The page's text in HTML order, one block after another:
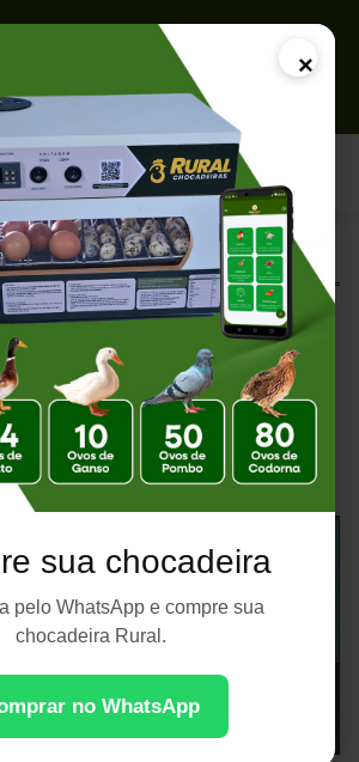
×
sua chocadeira
pelo WhatsApp e compre sua
chocadeira Rural.
no WhatsApp
Melhor Escolha para Criação de Aves
130
Melhor
para Criação